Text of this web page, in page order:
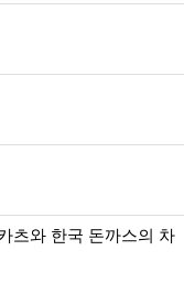
츠와 한국 돈까스의 차